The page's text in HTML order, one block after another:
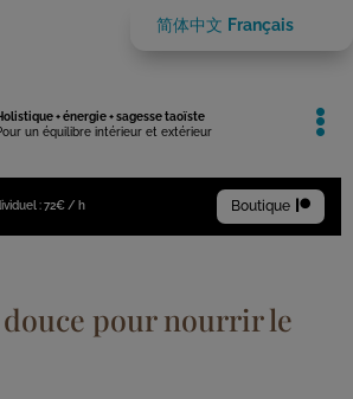
+ énergie + sagesse taoïste
un équilibre intérieur et extérieur

: 72€ / h Boutique 
简体中文 Français
douce pour nourrir le